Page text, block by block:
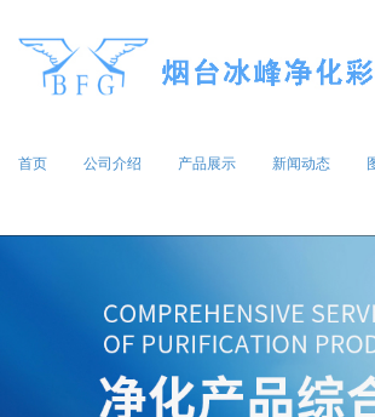
首页 公司介绍 产品展示 新闻动态